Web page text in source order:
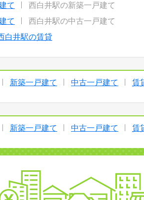
て
西白井駅の新築一戸建て
て
西白井駅の中古一戸建て
白井駅の賃貸
新築一戸建て 中古一戸建て 賃
新築一戸建て 中古一戸建て 賃